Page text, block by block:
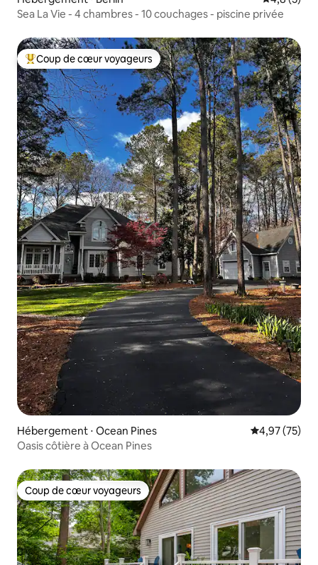
Sea La Vie - 4 chambres - 10 couchages - piscine privée
Coups de cœur voyageurs les plus appréciés
Coup de cœur voyageurs
Hébergement ⋅ Ocean Pines Évaluation
4,97 (75)
Oasis côtière à Ocean Pines
Coup de cœur voyageurs
Coup de cœur voyageurs